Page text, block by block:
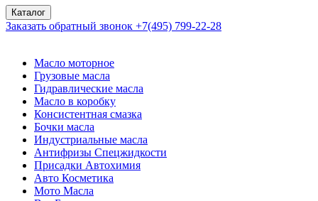
Каталог
Заказать обратный звонок +7(495) 799-22-28
Масло моторное
Грузовые масла
Гидравлические масла
Масло в коробку
Консистентная смазка
Бочки масла
Индустриальные масла
Антифризы Спецжидкости
Присадки Автохимия
Авто Косметика
Мото Масла